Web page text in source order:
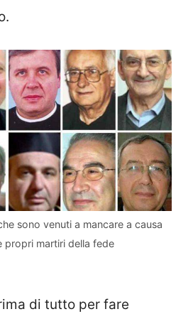
sono venuti a mancare a causa
propri martiri della fede
di tutto per fare